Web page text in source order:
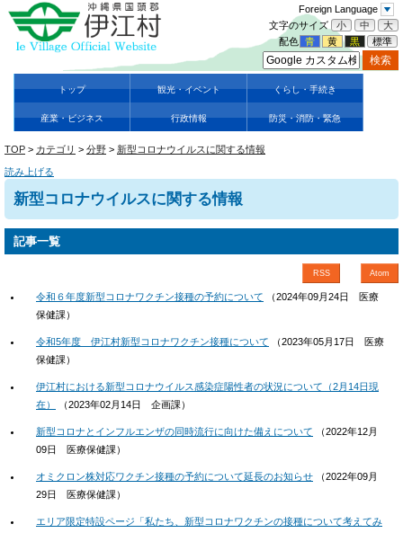
Foreign Language
文字のサイズ
小 中
大
配色 青 黄 黒 標準
トップ 観光・イベント くらし・手続き
産業・ビジネス 行政情報 防災・消防・緊急
TOP > カテゴリ > 分野 > 新型コロナウイルスに関する情報
読み上げる
新型コロナウイルスに関する情報
記事一覧
RSS Atom
令和６年度新型コロナワクチン接種の予約について （2024年09月24日
医療
保健課）
令和5年度 伊江村新型コロナワクチン接種について （2023年05月17日
医療
保健課）
伊江村における新型コロナウイルス感染症陽性者の状況について（2月14日現
在）
（2023年02月14日 企画課）
新型コロナとインフルエンザの同時流行に向けた備えについて （2022年12月
09日
医療保健課）
オミクロン株対応ワクチン接種の予約について延長のお知らせ （2022年09月
29日
医療保健課）
エリア限定特設ページ「私たち、新型コロナワクチンの接種について考えてみ